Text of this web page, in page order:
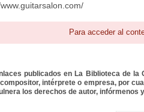
Para acceder al
publicados en La Biblioteca de
intérprete o empresa, por
los derechos de autor, infórmenos